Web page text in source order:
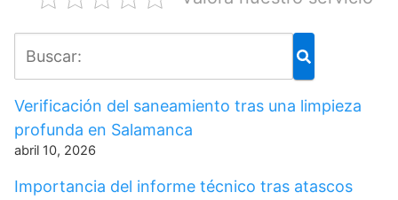
Verificación del saneamiento tras una limpieza
profunda en Salamanca
abril 10, 2026
Importancia del informe técnico tras atascos